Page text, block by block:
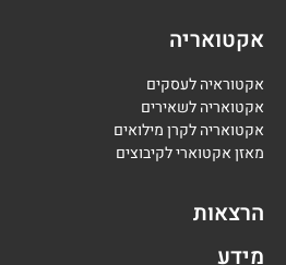
אקטואריה
אקטוראיה לעסקים
אקטואריה לשאירים
אקטואריה לקרן מילואים
מאזן אקטוארי לקיבוצים
הרצאות
מידע